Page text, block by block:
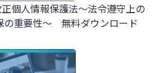
個人情報保護法～法令遵守上の
の重要性～ 無料ダウンロード